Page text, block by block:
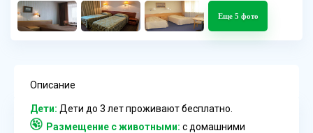
Еще 5 фото
Описание
Дети: Дети до 3 лет проживают бесплатно.
Размещение с животными: с домашними